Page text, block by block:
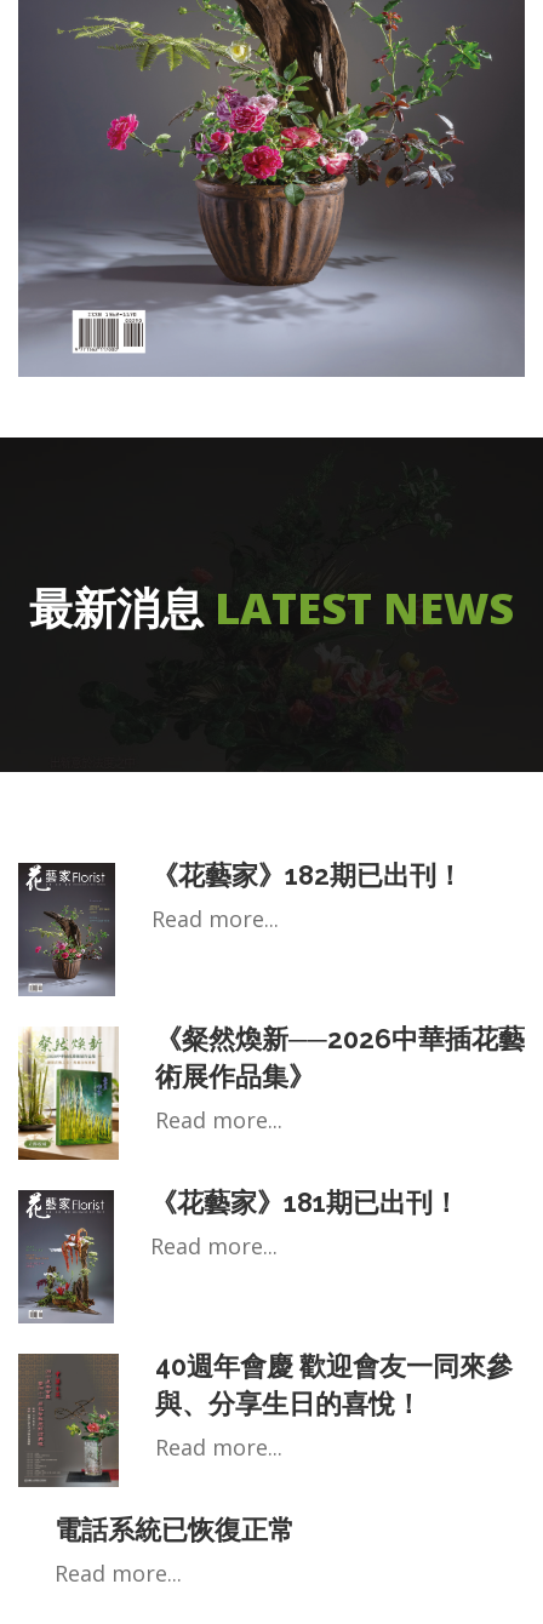
最新消息 LATEST NEWS
《花藝家》182期已出刊！
Read more...
《粲然煥新──2026中華插花藝
術展作品集》
Read more...
《花藝家》181期已出刊！
Read more...
40週年會慶 歡迎會友一同來參
與、分享生日的喜悅！
Read more...
電話系統已恢復正常
Read more...